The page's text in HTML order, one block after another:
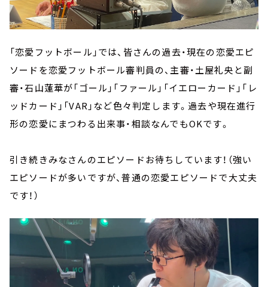
「恋愛フットボール」では、皆さんの過去・現在の恋愛エピ
ソードを恋愛フットボール審判員の、主審・土屋礼央と副
審・石山蓮華が「ゴール」「ファール」「イエローカード」「レ
ッドカード」「VAR」など色々判定します。過去や現在進行
形の恋愛にまつわる出来事・相談なんでもOKです。
引き続きみなさんのエピソードお待ちしています！（強い
エピソードが多いですが、普通の恋愛エピソードで大丈夫
です！）